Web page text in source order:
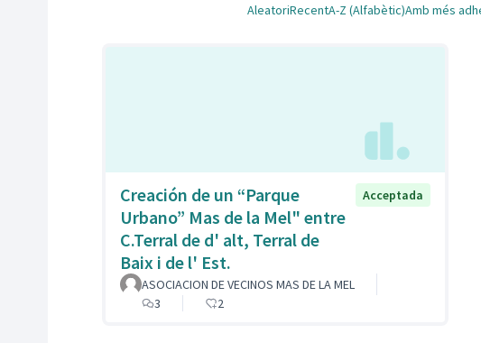
AleatoriRecentA-Z (Alfabètic)Amb més
Creación de un “Parque
Urbano” Mas de la Mel" entre
C.Terral de d' alt, Terral de
Baix i de l' Est.
Acceptada
ASOCIACION DE VECINOS MAS DE LA MEL
3
2